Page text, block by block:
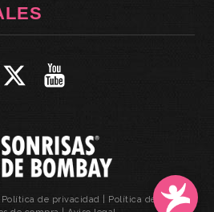
Política de privacidad Política de cookies
|